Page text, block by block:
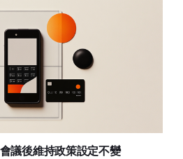
議後維持政策設定不變